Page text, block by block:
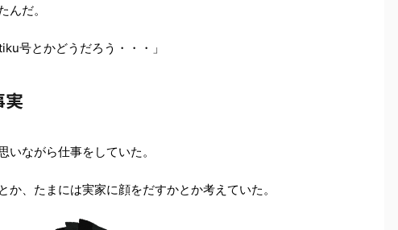
んだ。
号とかどうだろう・・・」
実
ながら仕事をしていた。
か、たまには実家に顔をだすかとか考えていた。